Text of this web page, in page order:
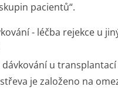
pacientů“.
- léčba rejekce u
u transplantací
je založeno na